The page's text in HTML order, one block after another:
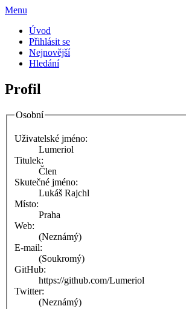
Menu
Úvod
Přihlásit se
Nejnovější
Hledání
Profil
Osobní
Uživatelské jméno:
Lumeriol
Titulek:
Člen
Skutečné jméno:
Lukáš Rajchl
Místo:
Praha
Web:
(Neznámý)
E-mail:
(Soukromý)
GitHub:
https://github.com/Lumeriol
Twitter:
(Neznámý)